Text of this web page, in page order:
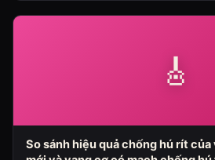
🎸
So sánh hiệu quả chống hú rít của